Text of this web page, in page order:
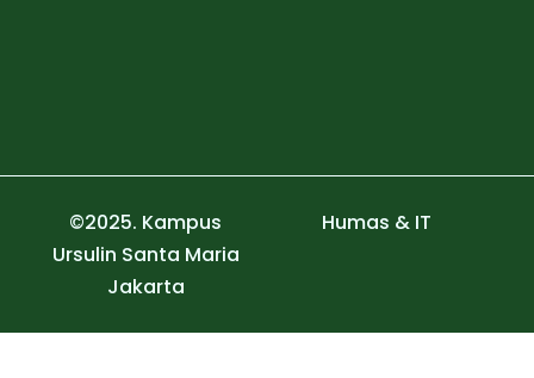
©2025. Kampus
Ursulin Santa Maria
Jakarta
Humas & IT